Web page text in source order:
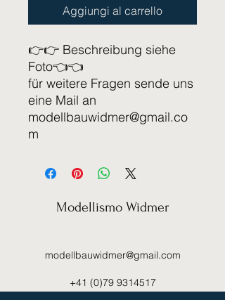
Aggiungi al carrello
👉👉 Beschreibung siehe
Foto👈👈
für weitere Fragen sende uns
eine Mail an
modellbauwidmer@gmail.co
m
Modellismo Widmer
modellbauwidmer@gmail.com
+41 (0)79 9314517